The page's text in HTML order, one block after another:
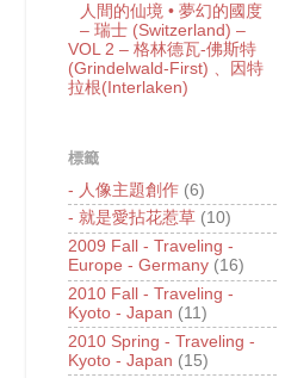
人間的仙境 • 夢幻的國度
– 瑞士 (Switzerland) –
VOL 2 – 格林德瓦-佛斯特
(Grindelwald-First) 、因特
拉根(Interlaken)
標籤
- 人像主題創作 (6)
- 就是愛拈花惹草 (10)
2009 Fall - Traveling -
Europe - Germany (16)
2010 Fall - Traveling -
Kyoto - Japan (11)
2010 Spring - Traveling -
Kyoto - Japan (15)